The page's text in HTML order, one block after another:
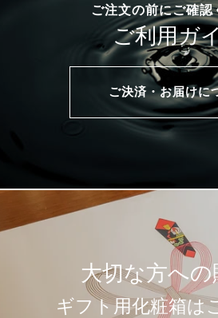
ご注文の前にご確認
ご利用ガ
ご決済・お届けに
大切な方へ
ギフト用化粧箱は